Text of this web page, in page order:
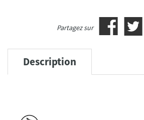
Partagez sur
Description